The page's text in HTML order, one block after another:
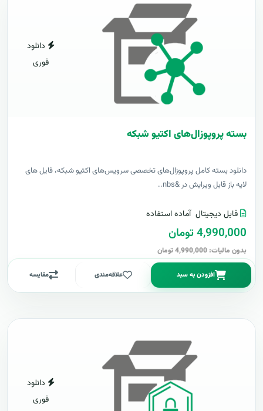
دانلود
فوری
بسته پروپوزال‌های اکتیو شبکه
دانلود بسته کامل پروپوزال‌های تخصصی سرویس‌های اکتیو شبکه، فایل های
لایه باز قابل ویرایش در &nbs..
فایل دیجیتال آماده استفاده
4,990,000 تومان
بدون مالیات: 4,990,000 تومان
افزودن به سبد علاقه‌مندی مقایسه
دانلود
فوری